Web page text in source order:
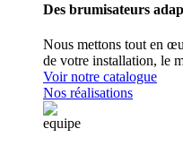
Des brumisateurs
Nous mettons tout en
de votre installation, le
Voir notre catalogue
Nos réalisations